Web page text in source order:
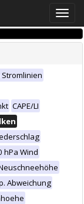
Toggle
CAPE/LI
hPa Wind
Abweichung